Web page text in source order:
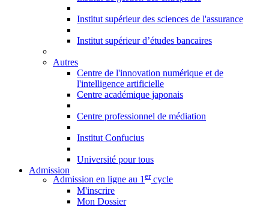
Institut supérieur des sciences de l'assurance
Institut supérieur d’études bancaires
Autres
Centre de l'innovation numérique et de
l'intelligence artificielle
Centre académique japonais
Centre professionnel de médiation
Institut Confucius
Université pour tous
Admission
Admission en ligne au 1ercycle
M'inscrire
Mon Dossier